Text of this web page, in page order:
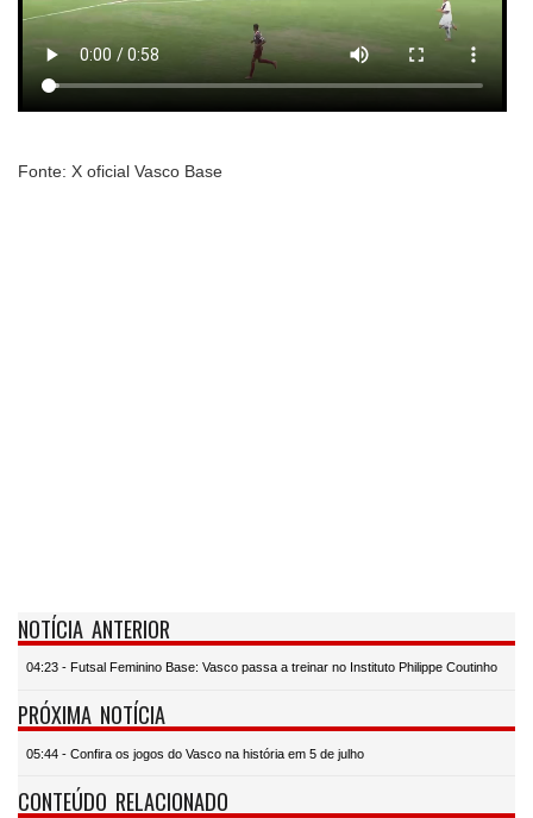
Fonte: X oficial Vasco Base
NOTÍCIA ANTERIOR
04:23 - Futsal Feminino Base: Vasco passa a treinar no Instituto Philippe Coutinho
PRÓXIMA NOTÍCIA
05:44 - Confira os jogos do Vasco na história em 5 de julho
CONTEÚDO RELACIONADO